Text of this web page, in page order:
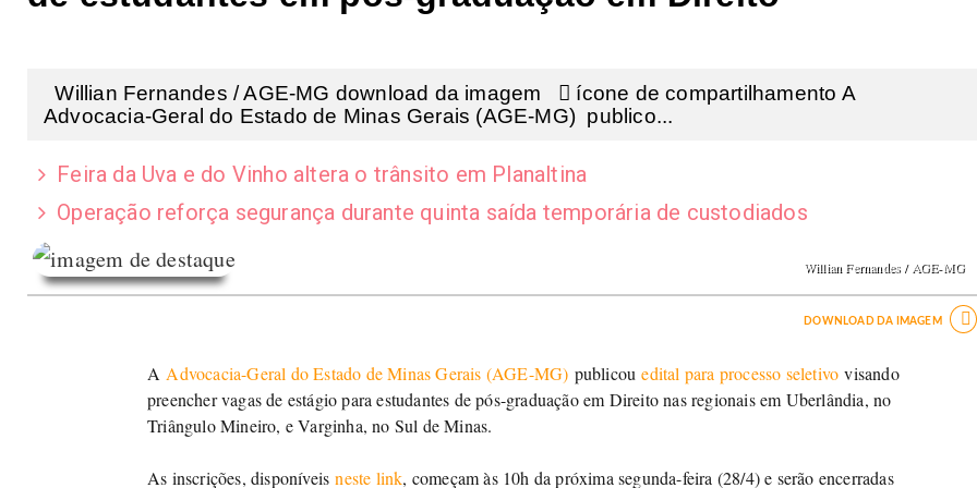
Willian Fernandes / AGE-MG download da imagem  ícone de compartilhamento A
Advocacia-Geral do Estado de Minas Gerais (AGE-MG) publico...
Feira da Uva e do Vinho altera o trânsito em Planaltina
Operação reforça segurança durante quinta saída temporária de custodiados
Willian Fernandes / AGE-MG
DOWNLOAD DA IMAGEM 
AAdvocacia-Geral do Estado de Minas Gerais (AGE-MG) publicouedital para processo seletivo visando
preencher vagas de estágio para estudantes de pós-graduação em Direito nas regionais em Uberlândia, no
Triângulo Mineiro, e Varginha, no Sul de Minas.
As inscrições, disponíveisneste link, começam às 10h da próxima segunda-feira (28/4) e serão encerradas